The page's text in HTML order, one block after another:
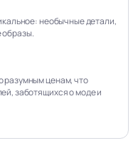
необычные детали,
образы.
разумным ценам, что
заботящихся о моде и